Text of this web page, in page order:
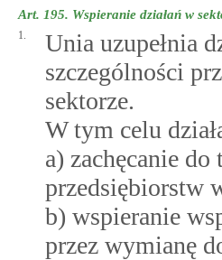
Art. 195. Wspieranie działań w
1.
Unia uzupełnia
szczególności
sektorze.
W tym celu
a) zachęcanie
przedsiębiorstw
b) wspieranie
przez wymianę